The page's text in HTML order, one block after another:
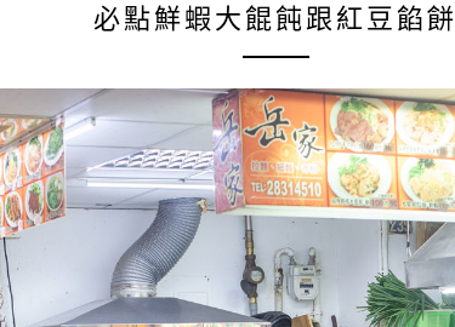
必點鮮蝦大餛飩跟紅豆餡餅